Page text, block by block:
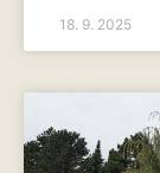
18. 9. 2025